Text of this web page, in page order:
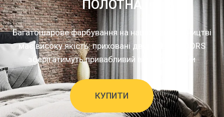
ПОЛОТНА
Багатошарове фарбування на нашому виробництві
має високу якість: приховані двері ALUMDOORS
зберігатимуть привабливий вигляд роками
КУПИТИ